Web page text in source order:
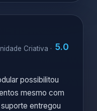
Criativa · 5.0
possibilitou
mesmo com
entregou